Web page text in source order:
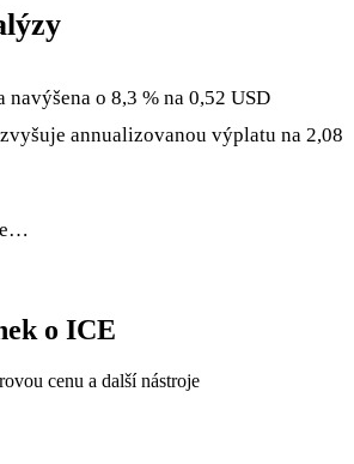
o 8,3 % na 0,52 USD
annualizovanou výplatu na 2,08
o ICE
cenu a další nástroje